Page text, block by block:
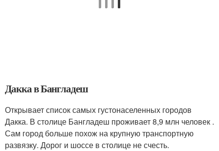
Дакка в Бангладеш
Открывает список самых густонаселенных городов
Дакка. В столице Бангладеш проживает 8,9 млн человек .
Сам город больше похож на крупную транспортную
развязку. Дорог и шоссе в столице не счесть.